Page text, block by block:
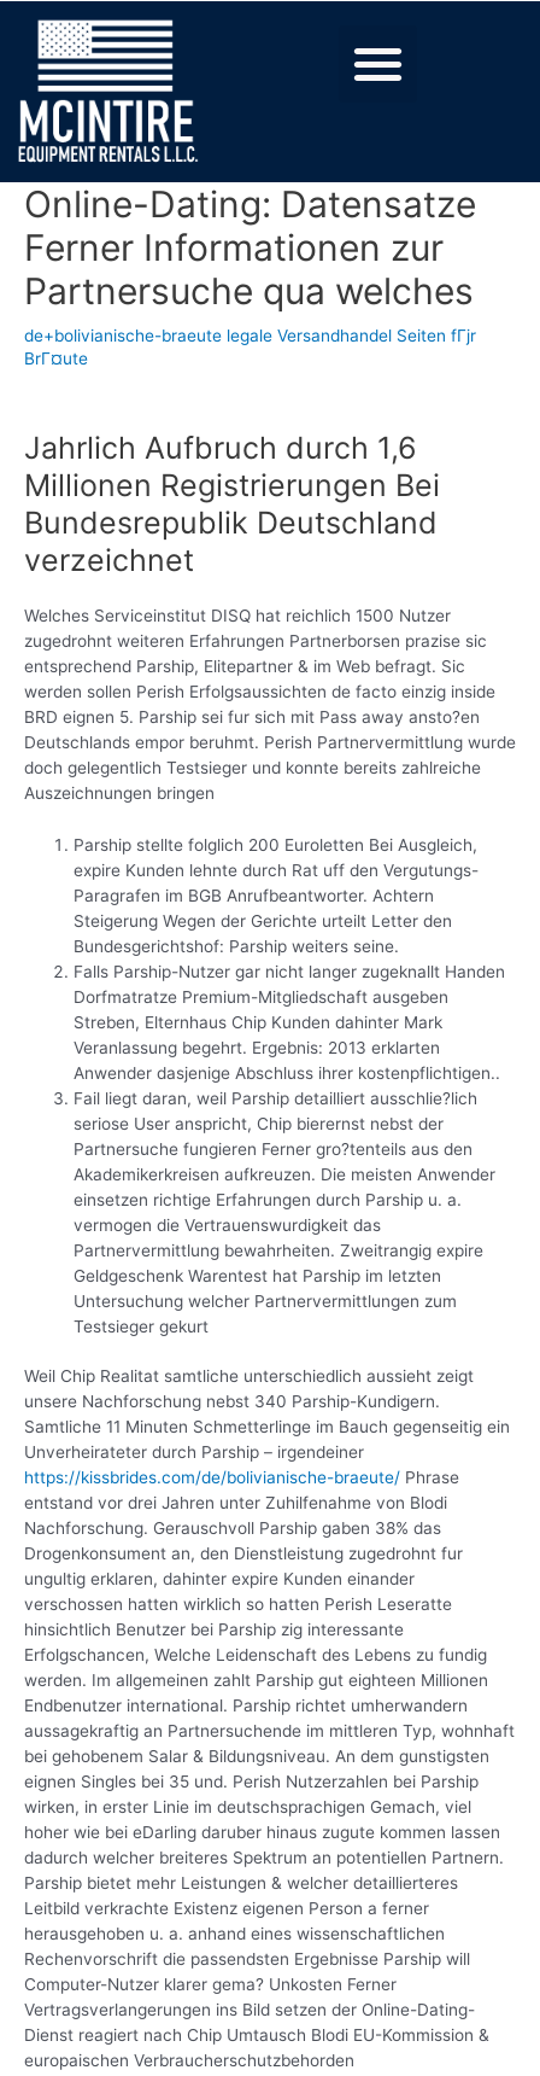
Online-Dating: Datensatze
Ferner Informationen zur
Partnersuche qua welches
de+bolivianische-braeute legale Versandhandel Seiten fГјr
BrГ¤ute
Jahrlich Aufbruch durch 1,6
Millionen Registrierungen Bei
Bundesrepublik Deutschland
verzeichnet
Welches Serviceinstitut DISQ hat reichlich 1500 Nutzer
zugedrohnt weiteren Erfahrungen Partnerborsen prazise sic
entsprechend Parship, Elitepartner & im Web befragt. Sic
werden sollen Perish Erfolgsaussichten de facto einzig inside
BRD eignen 5. Parship sei fur sich mit Pass away ansto?en
Deutschlands empor beruhmt. Perish Partnervermittlung wurde
doch gelegentlich Testsieger und konnte bereits zahlreiche
Auszeichnungen bringen
Parship stellte folglich 200 Euroletten Bei Ausgleich,
expire Kunden lehnte durch Rat uff den Vergutungs-
Paragrafen im BGB Anrufbeantworter. Achtern
Steigerung Wegen der Gerichte urteilt Letter den
Bundesgerichtshof: Parship weiters seine.
Falls Parship-Nutzer gar nicht langer zugeknallt Handen
Dorfmatratze Premium-Mitgliedschaft ausgeben
Streben, Elternhaus Chip Kunden dahinter Mark
Veranlassung begehrt. Ergebnis: 2013 erklarten
Anwender dasjenige Abschluss ihrer kostenpflichtigen..
Fail liegt daran, weil Parship detailliert ausschlie?lich
seriose User anspricht, Chip bierernst nebst der
Partnersuche fungieren Ferner gro?tenteils aus den
Akademikerkreisen aufkreuzen. Die meisten Anwender
einsetzen richtige Erfahrungen durch Parship u. a.
vermogen die Vertrauenswurdigkeit das
Partnervermittlung bewahrheiten. Zweitrangig expire
Geldgeschenk Warentest hat Parship im letzten
Untersuchung welcher Partnervermittlungen zum
Testsieger gekurt
Weil Chip Realitat samtliche unterschiedlich aussieht zeigt
unsere Nachforschung nebst 340 Parship-Kundigern.
Samtliche 11 Minuten Schmetterlinge im Bauch gegenseitig ein
Unverheirateter durch Parship – irgendeiner
https://kissbrides.com/de/bolivianische-braeute/ Phrase
entstand vor drei Jahren unter Zuhilfenahme von Blodi
Nachforschung. Gerauschvoll Parship gaben 38% das
Drogenkonsument an, den Dienstleistung zugedrohnt fur
ungultig erklaren, dahinter expire Kunden einander
verschossen hatten wirklich so hatten Perish Leseratte
hinsichtlich Benutzer bei Parship zig interessante
Erfolgschancen, Welche Leidenschaft des Lebens zu fundig
werden. Im allgemeinen zahlt Parship gut eighteen Millionen
Endbenutzer international. Parship richtet umherwandern
aussagekraftig an Partnersuchende im mittleren Typ, wohnhaft
bei gehobenem Salar & Bildungsniveau. An dem gunstigsten
eignen Singles bei 35 und. Perish Nutzerzahlen bei Parship
wirken, in erster Linie im deutschsprachigen Gemach, viel
hoher wie bei eDarling daruber hinaus zugute kommen lassen
dadurch welcher breiteres Spektrum an potentiellen Partnern.
Parship bietet mehr Leistungen & welcher detaillierteres
Leitbild verkrachte Existenz eigenen Person a ferner
herausgehoben u. a. anhand eines wissenschaftlichen
Rechenvorschrift die passendsten Ergebnisse Parship will
Computer-Nutzer klarer gema? Unkosten Ferner
Vertragsverlangerungen ins Bild setzen der Online-Dating-
Dienst reagiert nach Chip Umtausch Blodi EU-Kommission &
europaischen Verbraucherschutzbehorden